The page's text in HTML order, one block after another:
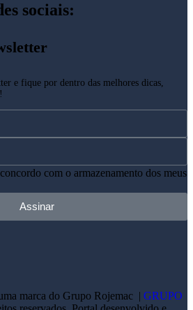
sociais:
e fique por dentro das melhores dicas,
com o armazenamento dos meus
Assinar
marca do Grupo Rojemac | GRUPO